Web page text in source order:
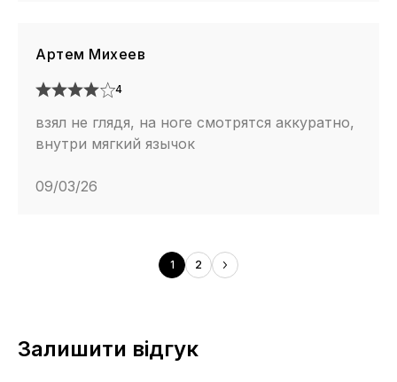
Артем Михеев
4
взял не глядя, на ноге смотрятся аккуратно,
внутри мягкий язычок
09/03/26
1 2
Залишити відгук